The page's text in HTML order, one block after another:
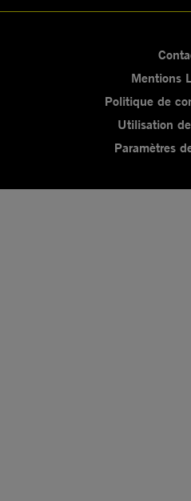
Mentions
Politique de
Utilisation
Paramètres